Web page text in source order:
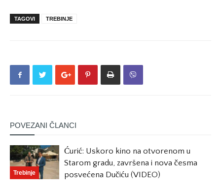
TAGOVI TREBINJE
POVEZANI ČLANCI
Trebinje
Ćurić: Uskoro kino na otvorenom u
Starom gradu, završena i nova česma
posvećena Dučiću (VIDEO)